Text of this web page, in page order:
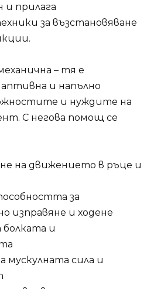
и прилага
за възстановяване
– тя е
и напълно
и нуждите на
С негова помощ се
на движението в ръце и
за
изправяне и ходене
болката и
мускулната сила и